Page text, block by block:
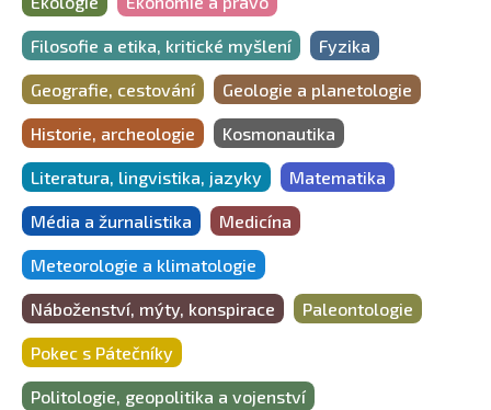
Filosofie a etika, kritické myšlení Fyzika
Geografie, cestování Geologie a planetologie
Historie, archeologie Kosmonautika
Literatura, lingvistika, jazyky Matematika
Média a žurnalistika Medicína
Meteorologie a klimatologie
Náboženství, mýty, konspirace Paleontologie
Pokec s Pátečníky
Politologie, geopolitika a vojenství